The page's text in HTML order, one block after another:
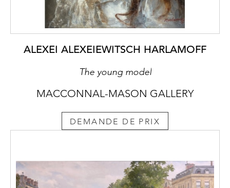
ALEXEI ALEXEIEWITSCH HARLAMOFF
The young model
MACCONNAL-MASON GALLERY
DEMANDE DE PRIX